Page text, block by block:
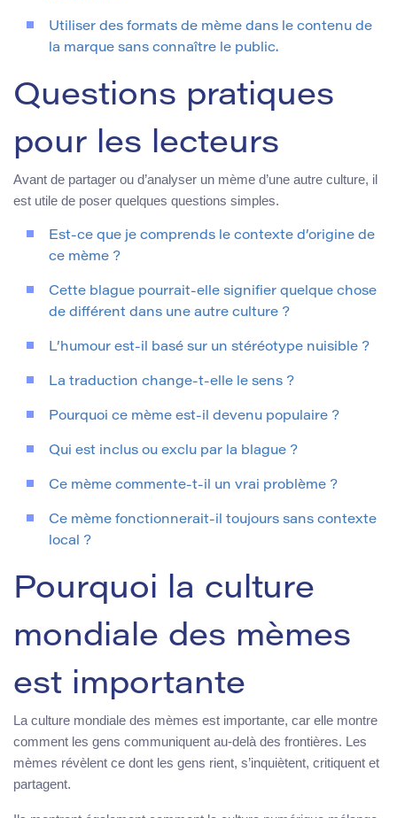
Utiliser des formats de mème dans le contenu de
la marque sans connaître le public.
Questions pratiques
pour les lecteurs
Avant de partager ou d’analyser un mème d’une autre culture, il
est utile de poser quelques questions simples.
Est-ce que je comprends le contexte d’origine de
ce mème ?
Cette blague pourrait-elle signifier quelque chose
de différent dans une autre culture ?
L’humour est-il basé sur un stéréotype nuisible ?
La traduction change-t-elle le sens ?
Pourquoi ce mème est-il devenu populaire ?
Qui est inclus ou exclu par la blague ?
Ce mème commente-t-il un vrai problème ?
Ce mème fonctionnerait-il toujours sans contexte
local ?
Pourquoi la culture
mondiale des mèmes
est importante
La culture mondiale des mèmes est importante, car elle montre
comment les gens communiquent au-delà des frontières. Les
mèmes révèlent ce dont les gens rient, s’inquiètent, critiquent et
partagent.